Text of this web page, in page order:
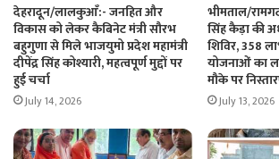
देहरादून/लालकुआँ:- जनहित और
विकास को लेकर कैबिनेट मंत्री सौरभ
बहुगुणा से मिले भाजयुमो प्रदेश महामंत्री
दीपेंद्र सिंह कोश्यारी, महत्वपूर्ण मुद्दों पर
हुई चर्चा
July 14, 2026
भीमताल/
सिंह कैड़ा की
शिविर, 358
योजनाओं का
मौके पर
July 13, 2026